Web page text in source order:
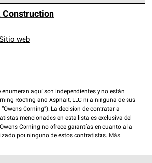
de profesionales de techos
altos estándares y requisitos estrictos
y confiabilidad.
Construction
Sitio web
enumeran aquí son independientes y no están
Roofing and Asphalt, LLC ni a ninguna de sus
Corning”). La decisión de contratar a
mencionados en esta lista es exclusiva del
Corning no ofrece garantías en cuanto a la
por ninguno de estos contratistas. Más